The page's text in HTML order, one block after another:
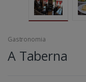
Gastronomia
A Taberna